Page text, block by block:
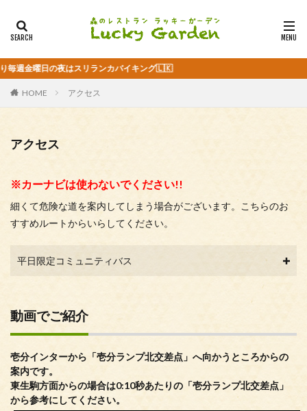
ング🇱🇰
HOME アクセス
アクセス
※カーナビは使わないでください!!
細くて危険な道を案内してしまう場合がございます。こちらのお
すすめルートからいらしてください。
平日限定コミュニティバス
動画でご紹介
壱分インターから「壱分ランプ北交差点」へ向かうところからの
案内です。
東生駒方面からの場合は0:10秒あたりの「壱分ランプ北交差点」
から参考にしてください。